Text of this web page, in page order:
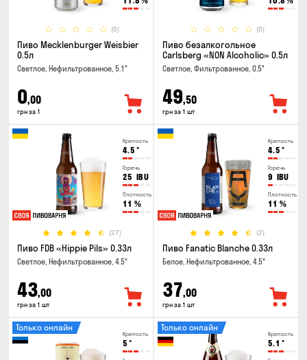
(0)
Пиво Mecklenburger Weisbier
0.5л
Светлое, Нефильтрованное, 5.1°
0,00
грн за 1
(0)
Пиво безалкогольное
Carlsberg «NON Alcoholic» 0.5л
Светлое, Фильтрованное, 0.5°
49,50
грн за 1 шт
Крепость
4.5 °
Горечь
25 IBU
Плотность
11 %
(27)
Пиво FDB «Hippie Pils» 0.33л
Светлое, Нефильтрованное, 4.5°
43,00
грн за 1 шт
Крепость
4.5 °
Горечь
9 IBU
Плотность
11 %
(2)
Пиво Fanatic Blanche 0.33л
Белое, Нефильтрованное, 4.5°
37,00
грн за 1 шт
Крепость
5 °
Только онлайн
Крепость
5.1 °
Только онлайн